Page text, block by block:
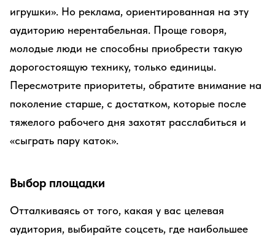
игрушки». Но реклама, ориентированная на эту
аудиторию нерентабельная. Проще говоря,
молодые люди не способны приобрести такую
дорогостоящую технику, только единицы.
Пересмотрите приоритеты, обратите внимание на
поколение старше, с достатком, которые после
тяжелого рабочего дня захотят расслабиться и
«сыграть пару каток».
Выбор площадки
Отталкиваясь от того, какая у вас целевая
аудитория, выбирайте соцсеть, где наибольшее